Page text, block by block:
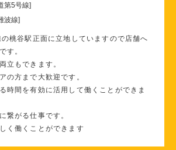
第5号線]
波線]
の桃谷駅正面に立地していますので店舗へ
す。
立もできます。
の方まで大歓迎です。
時間を有効に活用して働くことができま
繋がる仕事です。
く働くことができます